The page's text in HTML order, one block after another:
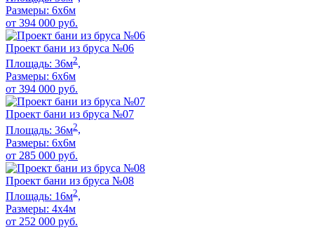
Размеры: 6х6м
от 394 000 руб.
Проект бани из бруса №06
Площадь: 36м2,
Размеры: 6х6м
от 394 000 руб.
Проект бани из бруса №07
Площадь: 36м2,
Размеры: 6х6м
от 285 000 руб.
Проект бани из бруса №08
Площадь: 16м2,
Размеры: 4х4м
от 252 000 руб.